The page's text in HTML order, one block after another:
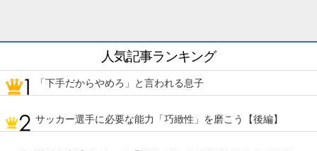
人気記事ランキング
「下手だからやめろ」と言われる息子
サッカー選手に必要な能力「巧緻性」を磨こう【後編】